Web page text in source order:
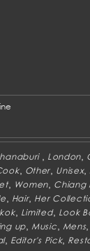
London
, Other Unisex,
, Women Chiang
Hair, Her
, Limited, Look
up, Music Mens
, Editor's Pick,